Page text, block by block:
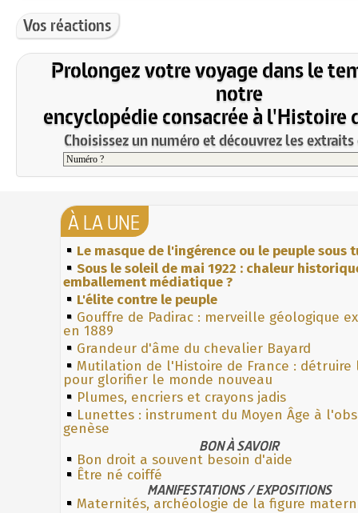
Vos réactions
Prolongez votre voyage dans le
notre
encyclopédie consacrée à l'Histoire
Choisissez un numéro et découvrez les
À LA UNE
Le masque de l'ingérence ou le peuple sous
Sous le soleil de mai 1922 : chaleur
emballement médiatique ?
L'élite contre le peuple
Gouffre de Padirac : merveille géologique
en 1889
Grandeur d'âme du chevalier Bayard
Mutilation de l'Histoire de France : détruire
pour glorifier le monde nouveau
Plumes, encriers et crayons jadis
Lunettes : instrument du Moyen Âge à
genèse
BON À SAVOIR
Bon droit a souvent besoin d'aide
Être né coiffé
MANIFESTATIONS / EXPOSITIONS
Maternités, archéologie de la figure